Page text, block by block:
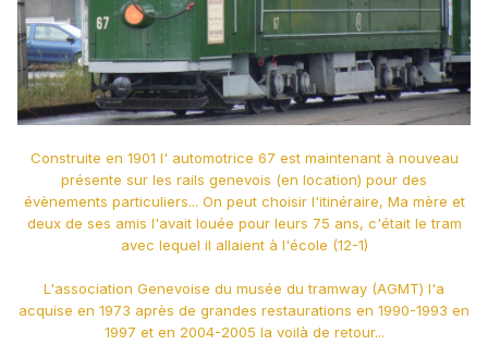
Construite en 1901 l' automotrice 67 est maintenant à nouveau
présente sur les rails genevois (en location) pour des
évènements particuliers... On peut choisir l'itinéraire, Ma mère et
deux de ses amis l'avait louée pour leurs 75 ans, c'était le tram
avec lequel il allaient à l'école (12-1)
L'association Genevoise du musée du tramway (AGMT) l'a
acquise en 1973 après de grandes restaurations en 1990-1993 en
1997 et en 2004-2005 la voilà de retour...